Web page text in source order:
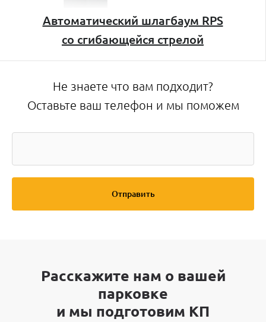
Автоматический шлагбаум RPS
со сгибающейся стрелой
Не знаете что вам подходит?
Оставьте ваш телефон и мы поможем
Отправить
Расскажите нам о вашей
парковке
и мы подготовим КП